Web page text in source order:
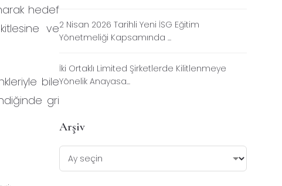
hedef
ve
bile
gri
2 Nisan 2026 Tarihli Yeni İSG Eğitim
Yönetmeliği Kapsamında ...
İki Ortaklı Limited Şirketlerde Kilitlenmeye
Yönelik Anayasa...
Arşiv